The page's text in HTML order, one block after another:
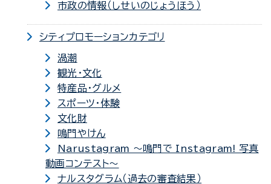
市政の情報（しせいのじょうほう）
シティプロモーションカテゴリ
渦潮
観光・文化
特産品・グルメ
スポーツ・体験
文化財
鳴門やけん
Narustagram ～鳴門で Instagram! 写真
動画コンテスト～
ナルスタグラム（過去の審査結果）